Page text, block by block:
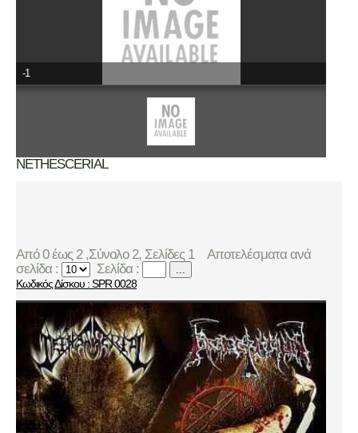
-1
NETHESCERIAL
Από 0 έως 2 ,Σύνολο 2, Σελίδες 1
Αποτελέσματα ανά
σελίδα :
Σελίδα :
Κωδικός Δίσκου : SPR 0028